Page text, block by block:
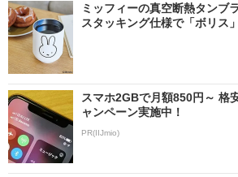
ミッフィーの真空断熱タンブ
スタッキング仕様で「ボリス
スマホ2GBで月額850円～ 格
ャンペーン実施中！
PR(IIJmio)